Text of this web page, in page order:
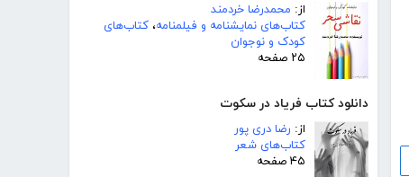
از: محمدرضا خردمند
کتاب‌های نمایشنامه و فیلمنامه، کتاب‌های
کودک و نوجوان
۲۵ صفحه
دانلود کتاب فریاد در سکوت
از: رضا دری پور
کتاب‌های شعر
۴۵ صفحه